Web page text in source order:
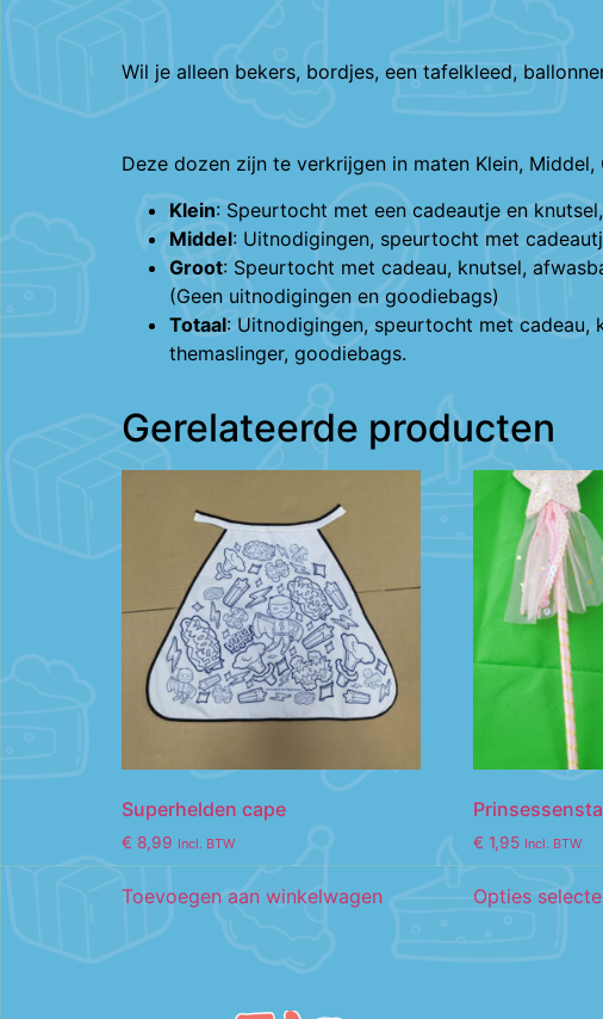
Wil je alleen bekers, bordjes, een tafelkleed,
Deze dozen zijn te verkrijgen in maten Klein,
Klein: Speurtocht met een cadeautje en
Middel: Uitnodigingen, speurtocht met
Groot: Speurtocht met cadeau, knutsel,
(Geen uitnodigingen en goodiebags)
Totaal: Uitnodigingen, speurtocht met cadeau,
themaslinger, goodiebags.
Gerelateerde producten
Superhelden cape
€ 8,99 Incl. BTW
Toevoegen aan winkelwagen
€ 1,95 Incl. BTW
Opties